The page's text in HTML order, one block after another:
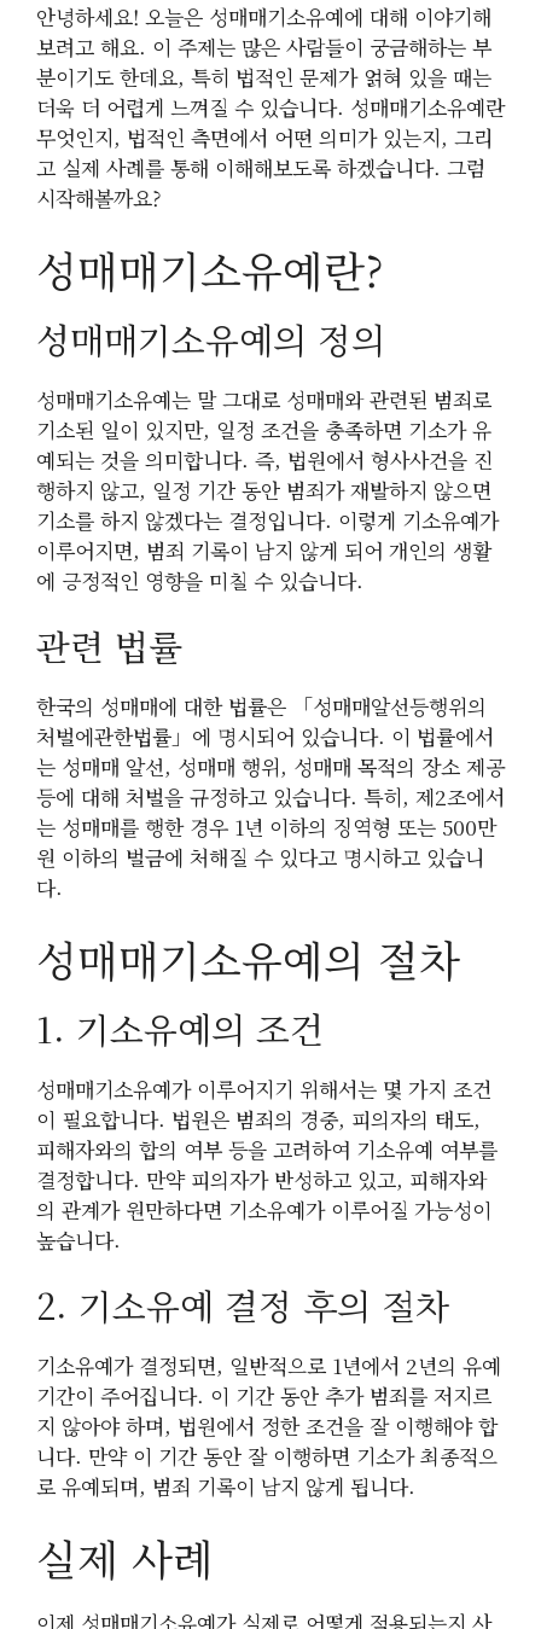
안녕하세요! 오늘은 성매매기소유예에 대해 이야기해
보려고 해요. 이 주제는 많은 사람들이 궁금해하는 부
분이기도 한데요, 특히 법적인 문제가 얽혀 있을 때는
더욱 더 어렵게 느껴질 수 있습니다. 성매매기소유예란
무엇인지, 법적인 측면에서 어떤 의미가 있는지, 그리
고 실제 사례를 통해 이해해보도록 하겠습니다. 그럼
시작해볼까요?
성매매기소유예란?
성매매기소유예의 정의
성매매기소유예는 말 그대로 성매매와 관련된 범죄로
기소된 일이 있지만, 일정 조건을 충족하면 기소가 유
예되는 것을 의미합니다. 즉, 법원에서 형사사건을 진
행하지 않고, 일정 기간 동안 범죄가 재발하지 않으면
기소를 하지 않겠다는 결정입니다. 이렇게 기소유예가
이루어지면, 범죄 기록이 남지 않게 되어 개인의 생활
에 긍정적인 영향을 미칠 수 있습니다.
관련 법률
한국의 성매매에 대한 법률은 「성매매알선등행위의
처벌에관한법률」에 명시되어 있습니다. 이 법률에서
는 성매매 알선, 성매매 행위, 성매매 목적의 장소 제공
등에 대해 처벌을 규정하고 있습니다. 특히, 제2조에서
는 성매매를 행한 경우 1년 이하의 징역형 또는 500만
원 이하의 벌금에 처해질 수 있다고 명시하고 있습니
다.
성매매기소유예의 절차
1. 기소유예의 조건
성매매기소유예가 이루어지기 위해서는 몇 가지 조건
이 필요합니다. 법원은 범죄의 경중, 피의자의 태도,
피해자와의 합의 여부 등을 고려하여 기소유예 여부를
결정합니다. 만약 피의자가 반성하고 있고, 피해자와
의 관계가 원만하다면 기소유예가 이루어질 가능성이
높습니다.
2. 기소유예 결정 후의 절차
기소유예가 결정되면, 일반적으로 1년에서 2년의 유예
기간이 주어집니다. 이 기간 동안 추가 범죄를 저지르
지 않아야 하며, 법원에서 정한 조건을 잘 이행해야 합
니다. 만약 이 기간 동안 잘 이행하면 기소가 최종적으
로 유예되며, 범죄 기록이 남지 않게 됩니다.
실제 사례
이제 성매매기소유예가 실제로 어떻게 적용되는지 사